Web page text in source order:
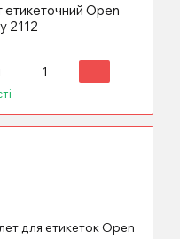
етикеточний Open
2112